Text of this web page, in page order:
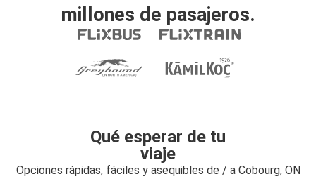
millones de pasajeros.
Qué esperar de tu
viaje
Opciones rápidas, fáciles y asequibles de / a Cobourg, ON